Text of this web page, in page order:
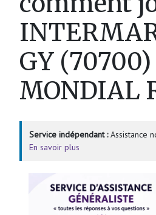
GY (70700)
MONDIAL
Service indépendant :Assistance
En savoir plus